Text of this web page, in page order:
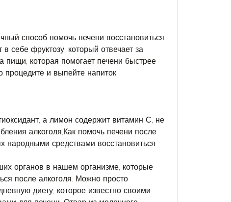
способ помочь печени восстановиться
себе фруктозу, который отвечает за
пищи, которая помогает печени быстрее
процедите и выпейте напиток.
а лимон содержит витамин С, не
алкоголя,Как помочь печени после
народными средствами восстановиться
органов в нашем организме, которые
после алкоголя. Можно просто
диету, которое известно своими